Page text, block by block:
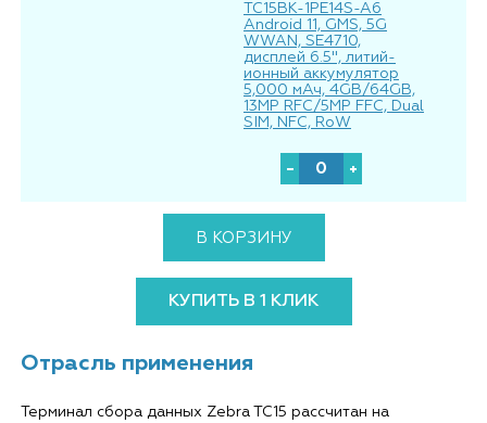
TC15BK-1PE14S-A6
Android 11, GMS, 5G
WWAN, SE4710,
дисплей 6.5", литий-
ионный аккумулятор
5,000 мАч, 4GB/64GB,
13MP RFC/5MP FFC, Dual
SIM, NFC, RoW
В КОРЗИНУ
КУПИТЬ В 1 КЛИК
Отрасль применения
Терминал сбора данных Zebra TC15 рассчитан на